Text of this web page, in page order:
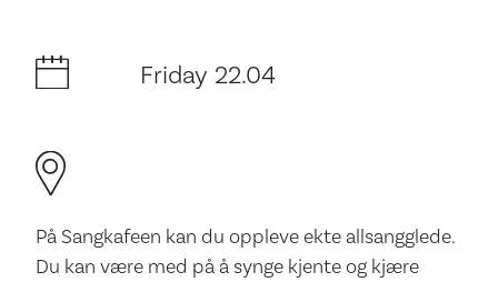
History and architecture
Friday 22.04
På Sangkafeen kan du oppleve ekte allsangglede.
Du kan være med på å synge kjente og kjære